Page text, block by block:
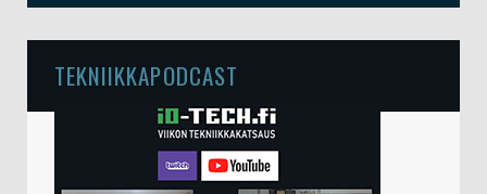
TEKNIIKKAPODCAST